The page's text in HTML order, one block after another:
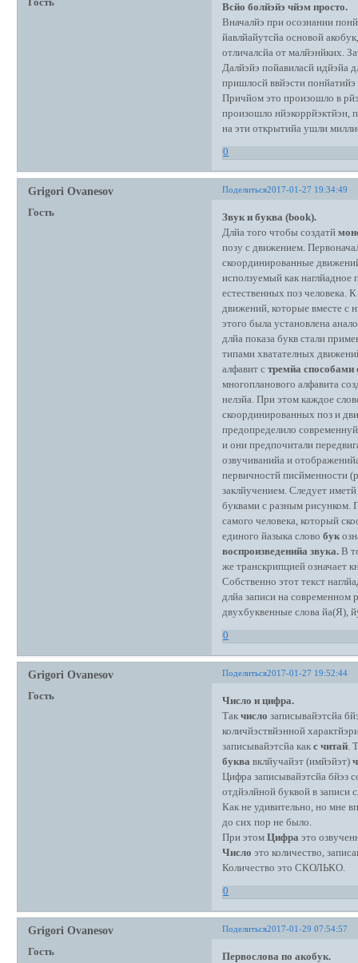
Гость
Всйо болйэйэ чйэм просто.
Вначалйэ при осознании
йавлйайутсйа основой
отличалсйа от малйэнйких.
Далйэйэ пойавиласй идйэйа
пришлосй ввйэсти
Причйом это произошло в
произошло нйэкоррйэктйэн,
на эти открытийа ушли
0
Поделиться2017-01-27 19:34:49
Grigori Ovanesov
Гость
Звук и буква (book).
Длйа того чтобы создатй
позу с движением.
скоординированные
исползуемый как наглйадное
естественных поз человека.
движений, которые вместе с
этого была установлена
длйа показа букв стали
типами хватателных
алфавит стремйа способами
многопланового алфавита
нелзйа. При этом каждое
скоординированных поз и
предопределило
и они предпочитали
озвучиванийа и
первичностй писйменности
заклйучением. Следует
буквами с разным рисунком.
самого человека, который
единого йазыка словобук
воспроизведенийа звука. В
же транскрипцией означает
Собственно этот текст
длйа записи на современном
двухбуквенные слова йа(Я),
0
Поделиться2017-01-27 19:52:44
Grigori Ovanesov
Гость
Число и цифра.
Такчисло записывайэтсйа
количйэствйэнной
записывайэтсйа какс читай.
буква вклйучайэт (имйэйэт)
Цифра записывайэтсйа бйэз
отдйэлйной буквой в записи
Как не удивительно, но мне
до сих пор не было.
При этомЦифра это
Число это количество,
Количество это СКОЛЬКО.
0
Поделиться2017-01-29 07:54:57
Grigori Ovanesov
Гость Первослова по акобук.